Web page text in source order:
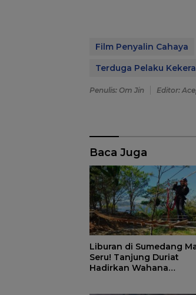
Film Penyalin Cahaya
Terduga Pelaku
Penulis: Om Jin Editor:
Baca Juga
Liburan di Sumedang
Seru! Tanjung Duriat
Hadirkan Wahana